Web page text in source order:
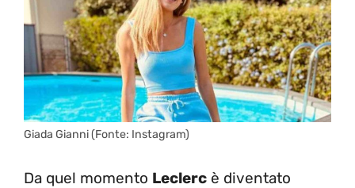
Giada Gianni (Fonte: Instagram)
Da quel momento Leclerc è diventato